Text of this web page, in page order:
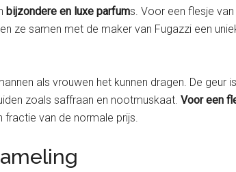
bijzondere en luxe parfums. Voor een flesje
ze samen met de maker van Fugazzi een
als vrouwen het kunnen dragen. De geur
zoals saffraan en nootmuskaat. Voor een
fractie van de normale prijs.